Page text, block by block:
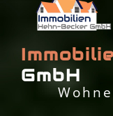
Immobilie
GmbH